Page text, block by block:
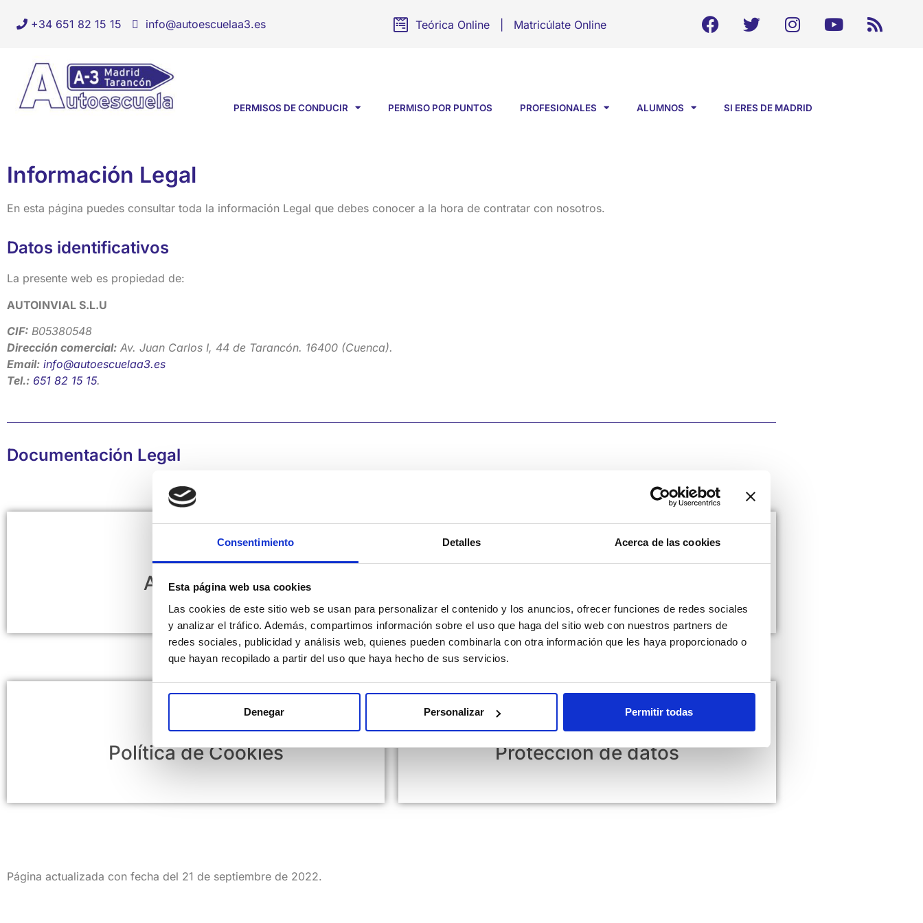
Consentimiento Detalles Acerca de las cookies
Esta página web usa cookies
Las cookies de este sitio web se usan para personalizar el contenido y los anuncios, ofrecer funciones de redes sociales
y analizar el tráfico. Además, compartimos información sobre el uso que haga del sitio web con nuestros partners de
redes sociales, publicidad y análisis web, quienes pueden combinarla con otra información que les haya proporcionado o
que hayan recopilado a partir del uso que haya hecho de sus servicios.
Denegar Personalizar Permitir todas
+34 651 82 15 15 info@autoescuelaa3.es Teórica Online Matricúlate Online
PERMISOS DE CONDUCIR PERMISO POR PUNTOS PROFESIONALES ALUMNOS SI ERES DE MADRID
Información Legal
En esta página puedes consultar toda la información Legal que debes conocer a la hora de contratar con nosotros.
Datos identificativos
La presente web es propiedad de:
AUTOINVIAL S.L.U
CIF: B05380548
Dirección comercial: Av. Juan Carlos I, 44 de Tarancón. 16400 (Cuenca).
Email: info@autoescuelaa3.es
Tel.: 651 82 15 15.
Documentación Legal
Aviso Legal
Política de Cookies Protección de datos
Página actualizada con fecha del 21 de septiembre de 2022.